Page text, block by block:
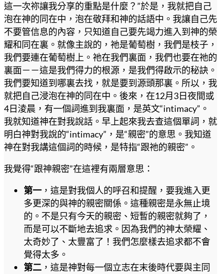
這一次祢讓我分享的重點是什麼？”於是，我就把自己
泡在神的同在中，泡在敬拜和神的話語中。我讓自己先
不要管信息的內容，只知道自己要先竭力進入到神的榮
耀和同在裏。就像主說的，祂是葡萄樹，我們是枝子，
我們要連在葡萄樹上。祂在我們裏面，我們也要在祂的
裏面－－這是我們得力的根源，是我們得啟示的秘訣。
我們要知道到哪裏去找，就是要到源頭那裏。所以，我
就把自己浸泡在神的同在中。後來，在12月3日夜間或
4日淩晨，有一個詞進到我裏面，是英文“intimacy”。
我就知道神在對我說話。早上起來我去查這個單詞，就
明白神對我說的“intimacy”，是“親密”的意思。我知道
神在對我講這個詞的時候，是特指“跟祂的親密”。
我覺得“跟神親密”在這裡有兩層意思：
第一，這是對我個人的呼召和提醒，要我進入更
多更深的與神的親密關係。這種親密是永無止境
的。不是只有今天的親密、短暫的親密就夠了，
而是可以不斷地去追求。因為我們的神太榮耀、
太奇妙了、太豐富了！我們怎麼樣去追求都不會
覺得太多。
第二 ，這是神對每一個立志在末後時代要與主同